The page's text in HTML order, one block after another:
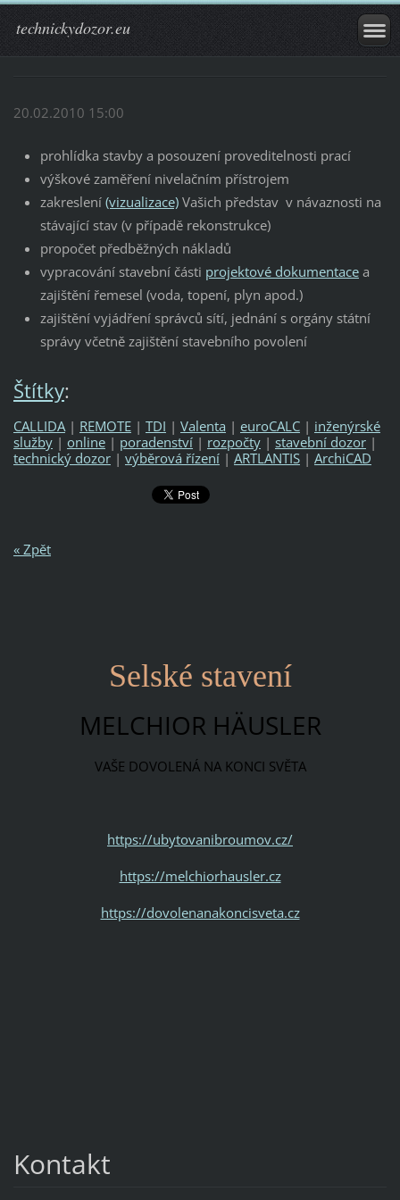
technickydozor.eu
20.02.2010 15:00
prohlídka stavby a posouzení proveditelnosti prací
výškové zaměření nivelačním přístrojem
zakreslení (vizualizace)Vašich představ v návaznosti na
stávající stav (v případě rekonstrukce)
propočet předběžných nákladů
vypracování stavební části projektové dokumentacea
zajištění řemesel (voda, topení, plyn apod.)
zajištění vyjádření správců sítí, jednání s orgány státní
správy včetně zajištění stavebního povolení
Štítky:
CALLIDA | REMOTE | TDI | Valenta | euroCALC | inženýrské
služby | online | poradenství | rozpočty | stavební dozor |
technický dozor | výběrová řízení | ARTLANTIS | ArchiCAD
« Zpět
Selské stavení
MELCHIOR HÄUSLER
VAŠE DOVOLENÁ NA KONCI SVĚTA
https://ubytovanibroumov.cz/
https://melchiorhausler.cz
https://dovolenanakoncisveta.cz
Kontakt